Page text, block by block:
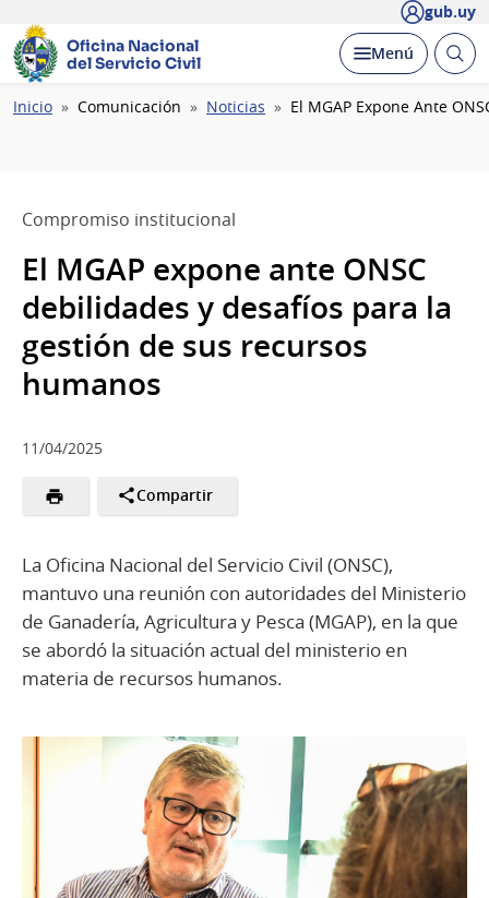
gub.uy
Oficina Nacional
del Servicio Civil
Desplegar
Menú Abrir
Ruta
Inicio Comunicación Noticias El MGAP Expone Ante
Compromiso institucional
El MGAP expone ante ONSC
debilidades y desafíos para la
gestión de sus recursos
humanos
11/04/2025
Compartir
La Oficina Nacional del Servicio Civil (ONSC),
mantuvo una reunión con autoridades del Ministerio
de Ganadería, Agricultura y Pesca (MGAP), en la que
se abordó la situación actual del ministerio en
materia de recursos humanos.